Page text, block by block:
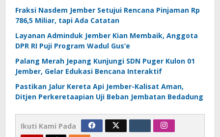
Fraksi Nasdem Jember Setujui Rencana Pinjaman Rp
786,5 Miliar, tapi Ada Catatan
Layanan Adminduk Jember Kian Membaik, Anggota
DPR RI Puji Program Wadul Gus’e
Palang Merah Jepang Kunjungi SDN Puger Kulon 01
Jember, Gelar Edukasi Bencana Interaktif
Pastikan Jalur Kereta Api Jember-Kalisat Aman,
Ditjen Perkeretaapian Uji Beban Jembatan Bedadung
Ikuti Kami Pada